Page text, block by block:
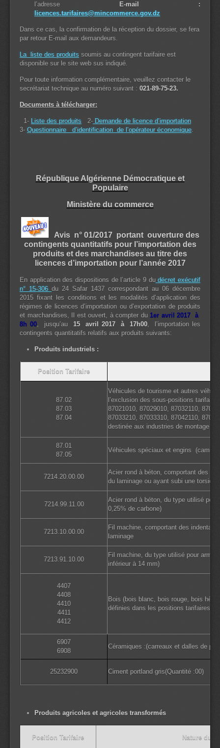
l’adresse
E-mail :
licences.tarifaires@mincommerce.gov.dz
Dans ce cas, la confirmation de la réception du dossier, se fera
par retour E-mail aux demandeurs.
La liste des produits soumis au contingent tarifaire est
disponible sur le site web sus indiqué.
Pour toute information complémentaire, veuillez contacter le
secrétariat technique au numéro suivant : 021-89-75-23.
Documents à télécharger:
1- Liste des produits 2- Demande de licence d’importation
3- Questionnaire d’identification de l’opérateur économique.
République Algérienne Démocratique et
Populaire
Ministère du commerce
Avis n° 01/2017 portant ouverture des
contingents quantitatifs pour l’importation des
produits et des marchandises au titre des
licences d’importation pour l’année 2017
En application des dispositions de l’article 9 dudécret exécutif
n° 15-306 du 24 Safar 1437 correspondant au 06 décembre
2015 fixant les conditions et les modalités d’application des
régimes de licences d’importation ou d’exportation de produits
et marchandises, Il est ouvert, à compter du 1er avril 2017 à
8h 00, jusqu’au 15 avril 2017 à 17h00, l’importation les
contingents quantitatifs relatifs aux produits suivants:
Produits industriels :
Position Tarifaire
87.02
87.03
87.04
Véhicules de tourisme et autres
l’exclusion des sous-positions
87021010, 87029010, 87032110,
87033210, 87033310, 87042110,
destinée aux industries de montage ».
87.01
87.05
Véhicules spéciaux et engins
7214.20.00.00
Acier rond à béton, comportant des
du laminage ou ayant subi une torsion
7214.99.11.00
Acier rond à béton, du type utilisé
0,25% de carbone)
7213.10.00.00
Fil machine, comportant des
laminage
7213.91.10.00
Fil machine, du type utilisé pour
inférieur à 14 mm)
4407
4408
4410
4411
4412
Bois (bois blanc, bois rouge, bois
définies dans les positions tarifaires)
6907
6908
Céramiques :(carreaux et dalles de
25232900 Ciment portland gris(Quantité :00)
Produits agricoles et agricoles transformés
Position Tarifaire Nature du